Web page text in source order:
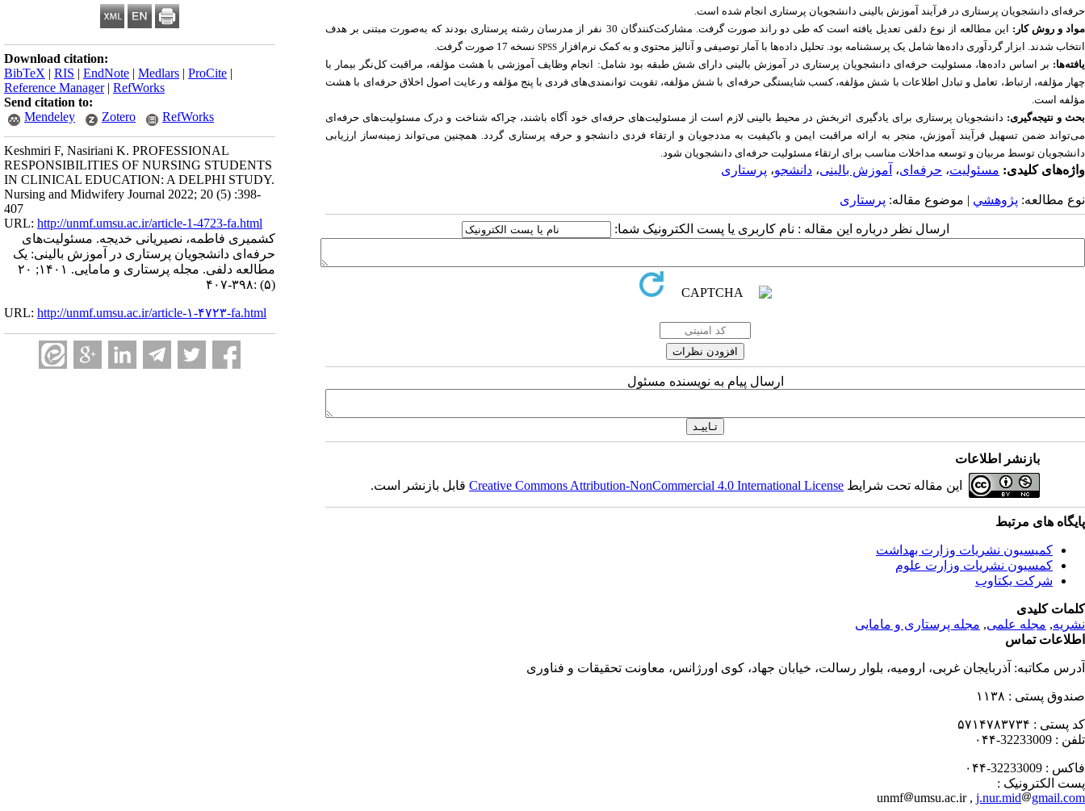
Download citation:
BibTeX | RIS | EndNote | Medlars | ProCite |
Reference Manager| RefWorks
Send citation to:
Mendeley
Zotero RefWorks
Keshmiri F, Nasiriani K. PROFESSIONAL
RESPONSIBILITIES OF NURSING STUDENTS
IN CLINICAL EDUCATION: A DELPHI STUDY.
Nursing and Midwifery Journal 2022; 20 (5) :398-
407
URL: http://unmf.umsu.ac.ir/article-1-4723-fa.html
کشمیری فاطمه، نصیریانی خدیجه. مسئولیت‌های
حرفه‌ای دانشجویان پرستاری در آموزش بالینی: یک
مطالعه دلفی. مجله پرستاری و مامایی. ۱۴۰۱; ۲۰
(۵) :۳۹۸-۴۰۷
URL: http://unmf.umsu.ac.ir/article-۱-۴۷۲۳-fa.html
حرفه‌ای دانشجویان پرستاری در فرآیند آموزش بالینی دانشجویان پرستاری انجام شده است.
مواد و روش کار: این مطالعه از نوع دلفی
تعدیل یافته است که طی دو راند صورت گرفت. مشارکت‌کنندگان 30 نفر از مدرسان رشته پرستاری بودند که به‌صورت مبتنی بر هدف
انتخاب شدند. ابزار گردآوری داده‌ها شامل یک پرسشنامه بود. تحلیل داده‌ها با آمار توصیفی و آنالیز محتوی و به کمک نرم‌افزار SPSS نسخه 17 صورت گرفت.
یافته‌ها: بر اساس داده‌ها، مسئولیت حرفه‌ای دانشجویان پرستاری در آموزش بالینی دارای شش طبقه بود شامل: انجام وظایف آموزشی با هشت مؤلفه، مراقبت کل‌نگر بیمار با
چهار مؤلفه، ارتباط، تعامل و تبادل اطلاعات با شش مؤلفه، کسب شایستگی حرفه‌ای با شش مؤلفه، تقویت توانمندی‌های فردی با پنج مؤلفه و رعایت اصول اخلاق حرفه‌ای با هشت
مؤلفه است.
بحث و نتیجه‌گیری: دانشجویان پرستاری برای یادگیری اثربخش در محیط بالینی لازم است از مسئولیت‌های حرفه‌ای خود آگاه باشند، چراکه شناخت و درک مسئولیت‌های حرفه‌ای
می‌تواند ضمن تسهیل فرآیند آموزش، منجر به ارائه مراقبت ایمن و باکیفیت به مددجویان و ارتقاء فردی دانشجو و حرفه پرستاری گردد. همچنین می‌تواند زمینه‌ساز ارزیابی
دانشجویان توسط مربیان و توسعه مداخلات مناسب برای ارتقاء مسئولیت حرفه‌ای دانشجویان شود.
واژه‌های کلیدی: مسئولیت، حرفه‌ای، آموزش بالینی، دانشجو، پرستاری
نوع مطالعه: پژوهشي | موضوع مقاله: پرستاری
ارسال نظر درباره این مقاله : نام کاربری یا پست الکترونیک شما:
ارسال پیام به نویسنده مسئول
بازنشر اطلاعات
این مقاله تحت شرایط Creative Commons Attribution-NonCommercial 4.0 International Licenseقابل بازنشر است.
پایگاه های مرتبط
کمیسیون نشریات وزارت بهداشت
کمسیون نشریات وزارت علوم
شرکت یکتاوب
کلمات کلیدی
نشریه, مجله علمی, مجله پرستاری و مامایی
اطلاعات تماس
آدرس مکاتبه: آذربایجان غربی، ارومیه، بلوار رسالت، خیابان جهاد، کوی اورژانس، معاونت تحقیقات و فناوری
صندوق پستی : ۱۱۳۸
کد پستی : ۵۷۱۴۷۸۳۷۳۴
تلفن : 32233009-۰۴۴
فاکس : 32233009-۰۴۴
پست الکترونیک :
unmf
umsu.ac.ir , j.nur.mid gmail.com